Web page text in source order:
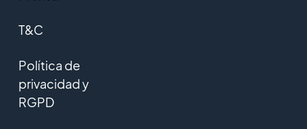
T&C
Política de
privacidad y
RGPD